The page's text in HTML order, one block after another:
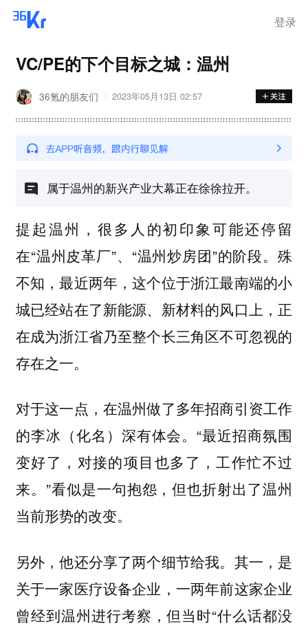
登录
VC/PE的下个目标之城：温州
36氪的朋友们 2023年05月13日 02:57
属于温州的新兴产业大幕正在徐徐拉开。
提起温州，很多人的初印象可能还停留
在“温州皮革厂”、“温州炒房团”的阶段。殊
不知，最近两年，这个位于浙江最南端的小
城已经站在了新能源、新材料的风口上，正
在成为浙江省乃至整个长三角区不可忽视的
存在之一。
对于这一点，在温州做了多年招商引资工作
的李冰（化名）深有体会。“最近招商氛围
变好了，对接的项目也多了，工作忙不过
来。”看似是一句抱怨，但也折射出了温州
当前形势的改变。
另外，他还分享了两个细节给我。其一，是
关于一家医疗设备企业，一两年前这家企业
曾经到温州进行考察，但当时“什么话都没